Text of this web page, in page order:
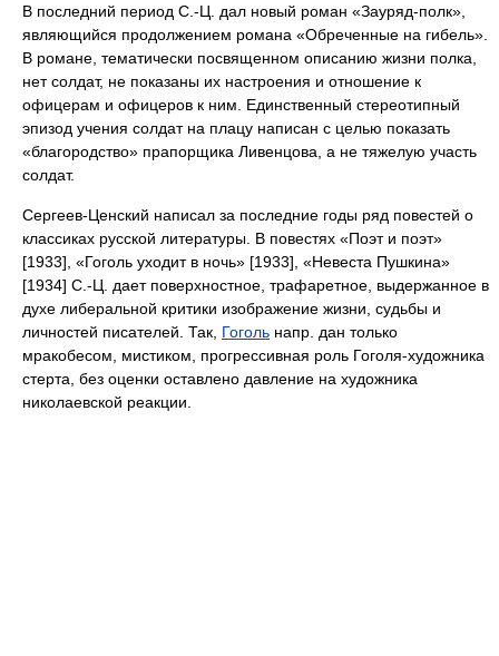
В последний период С.-Ц. дал новый роман «Зауряд-полк»,
являющийся продолжением романа «Обреченные на гибель».
В романе, тематически посвященном описанию жизни полка,
нет солдат, не показаны их настроения и отношение к
офицерам и офицеров к ним. Единственный стереотипный
эпизод учения солдат на плацу написан с целью показать
«благородство» прапорщика Ливенцова, а не тяжелую участь
солдат.
Сергеев-Ценский написал за последние годы ряд повестей о
классиках русской литературы. В повестях «Поэт и поэт»
[1933], «Гоголь уходит в ночь» [1933], «Невеста Пушкина»
[1934] С.-Ц. дает поверхностное, трафаретное, выдержанное в
духе либеральной критики изображение жизни, судьбы и
личностей писателей. Так, Гоголь напр. дан только
мракобесом, мистиком, прогрессивная роль Гоголя-художника
стерта, без оценки оставлено давление на художника
николаевской реакции.